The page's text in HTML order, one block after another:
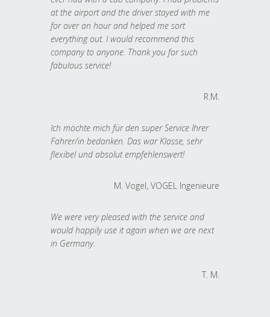
at the airport and the driver stayed with me
for over an hour and helped me sort
everything out. I would recommend this
company to anyone. Thank you for such
fabulous service!
R.M.
Ich möchte mich für den super Service Ihrer
Fahrer/in bedanken. Das war Klasse, sehr
flexibel und absolut empfehlenswert!
M. Vogel, VOGEL Ingenieure
We were very pleased with the service and
would happily use it again when we are next
in Germany.
T. M.